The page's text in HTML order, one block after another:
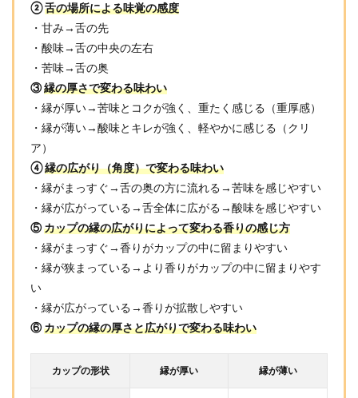
②舌の場所による味覚の感度
・甘み→舌の先
・酸味→舌の中央の左右
・苦味→舌の奥
③縁の厚さで変わる味わい
・縁が厚い→苦味とコクが強く、重たく感じる（重厚感）
・縁が薄い→酸味とキレが強く、軽やかに感じる（クリ
ア）
④縁の広がり（角度）で変わる味わい
・縁がまっすぐ→舌の奥の方に流れる→苦味を感じやすい
・縁が広がっている→舌全体に広がる→酸味を感じやすい
⑤カップの縁の広がりによって変わる香りの感じ方
・縁がまっすぐ→香りがカップの中に留まりやすい
・縁が狭まっている→より香りがカップの中に留まりやす
い
・縁が広がっている→香りが拡散しやすい
⑥カップの縁の厚さと広がりで変わる味わい
カップの形状 縁が厚い 縁が薄い